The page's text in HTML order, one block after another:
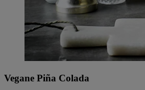
Vegane Piña Colada